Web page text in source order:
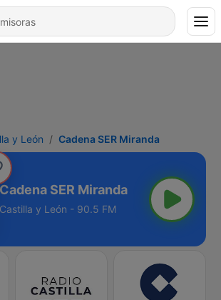
y León Cadena SER Miranda
Cadena SER Miranda
Castilla y León - 90.5 FM